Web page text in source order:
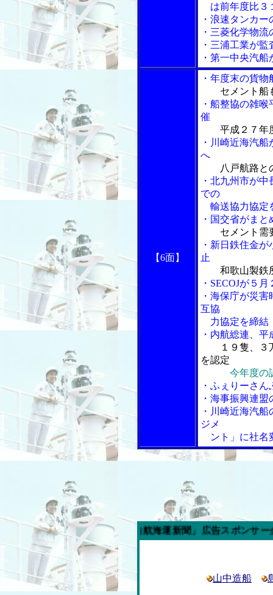
は前年度比３
・浪速タンカ
・三菱化学物
・三浦工業が
・第一中央汽
【6面】
・年度末の貨
セメント船
・船整協の雑
催
平成２７年
・川崎近海汽
へ
八戸航路と
・北九州市が
での
輸送協力協定
・国交省がま
セメント需
・新日鉄住金
止
和歌山製鉄
・SECOJが５
・海保庁が災
互協
力協定を締結
・内航総連、
１９隻、
を認定
今年度の
・ふぇりーさ
・海事振興連
・川崎近海汽
ジメ
ント」に社名
今週の「内航海運新聞」広告スポンサー企業
山中造船